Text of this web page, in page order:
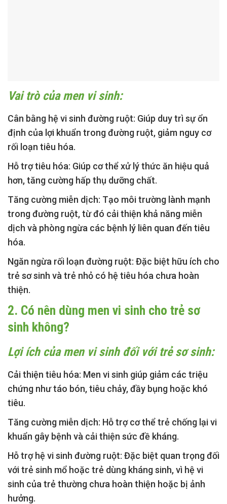
Vai trò của men vi sinh:
Cân bằng hệ vi sinh đường ruột: Giúp duy trì sự ổn
định của lợi khuẩn trong đường ruột, giảm nguy cơ
rối loạn tiêu hóa.
Hỗ trợ tiêu hóa: Giúp cơ thể xử lý thức ăn hiệu quả
hơn, tăng cường hấp thụ dưỡng chất.
Tăng cường miễn dịch: Tạo môi trường lành mạnh
trong đường ruột, từ đó cải thiện khả năng miễn
dịch và phòng ngừa các bệnh lý liên quan đến tiêu
hóa.
Ngăn ngừa rối loạn đường ruột: Đặc biệt hữu ích cho
trẻ sơ sinh và trẻ nhỏ có hệ tiêu hóa chưa hoàn
thiện.
2. Có nên dùng men vi sinh cho trẻ sơ
sinh không?
Lợi ích của men vi sinh đối với trẻ sơ sinh:
Cải thiện tiêu hóa: Men vi sinh giúp giảm các triệu
chứng như táo bón, tiêu chảy, đầy bụng hoặc khó
tiêu.
Tăng cường miễn dịch: Hỗ trợ cơ thể trẻ chống lại vi
khuẩn gây bệnh và cải thiện sức đề kháng.
Hỗ trợ hệ vi sinh đường ruột: Đặc biệt quan trọng đối
với trẻ sinh mổ hoặc trẻ dùng kháng sinh, vì hệ vi
sinh của trẻ thường chưa hoàn thiện hoặc bị ảnh
hưởng.